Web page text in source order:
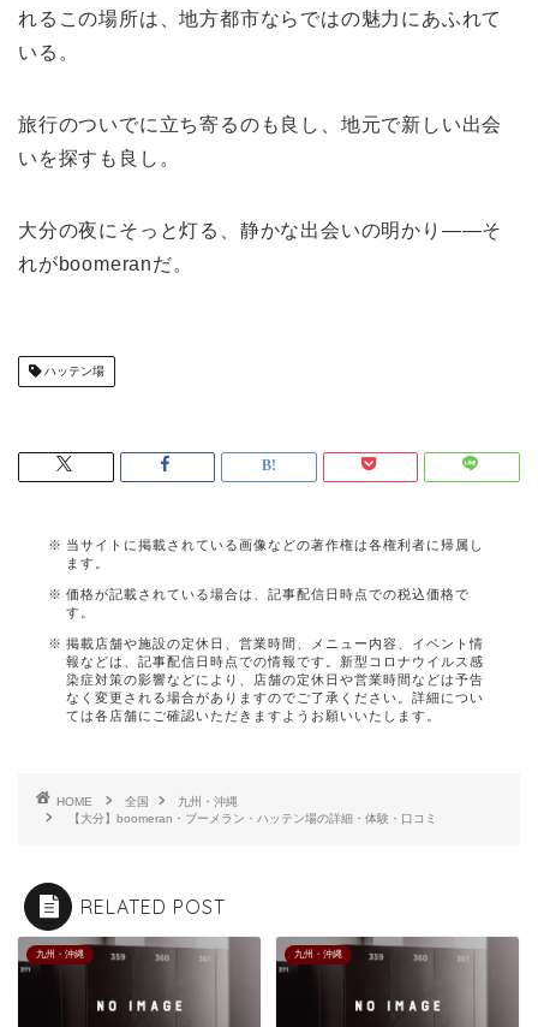
れるこの場所は、地方都市ならではの魅力にあふれて
いる。
旅行のついでに立ち寄るのも良し、地元で新しい出会
いを探すも良し。
大分の夜にそっと灯る、静かな出会いの明かり――そ
れがboomeranだ。
ハッテン場
当サイトに掲載されている画像などの著作権は各権利者に帰属し
ます。
価格が記載されている場合は、記事配信日時点での税込価格で
す。
掲載店舗や施設の定休日、営業時間、メニュー内容、イベント情
報などは、記事配信日時点での情報です。新型コロナウイルス感
染症対策の影響などにより、店舗の定休日や営業時間などは予告
なく変更される場合がありますのでご了承ください。詳細につい
ては各店舗にご確認いただきますようお願いいたします。
HOME 全国
九州・沖縄
【大分】boomeran・ブーメラン・ハッテン場の詳細・体験・口コミ
RELATED POST
九州・沖縄 九州・沖縄